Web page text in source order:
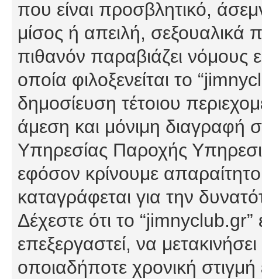
που είναι προσβλητικό,
μίσος ή απειλή, σεξουαλικά
πιθανόν παραβιάζει νόμους
οποία φιλοξενείται το
δημοσίευση τέτοιου
άμεση και μόνιμη διαγραφή
Υπηρεσίας Παροχής
εφόσον κρίνουμε
καταγράφεται για την
Δέχεστε ότι το
επεξεργαστεί, να
οποιαδήποτε χρονική στιγμή